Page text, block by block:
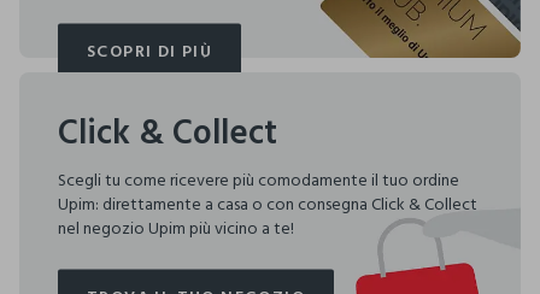
SCOPRI DI PIÙ
SCOPRI DI PIÙ
Click & Collect
Scegli tu come ricevere più comodamente il tuo ordine
Upim: direttamente a casa o con consegna Click & Collect
nel negozio Upim più vicino a te!